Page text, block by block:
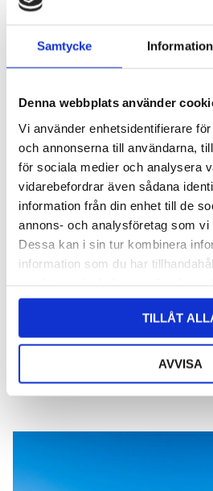
Samtycke Information
Denna webbplats använder
Vi använder enhetsidentifierare
och annonserna till användarna,
för sociala medier och analysera
vidarebefordrar även sådana
information från din enhet till de
annons- och analysföretag som vi
Dessa kan i sin tur kombinera
information som du har
TILLÅT
AVVISA
Objekt 1477
Objekt 1402
Arkitekt:Gert Wingårdh